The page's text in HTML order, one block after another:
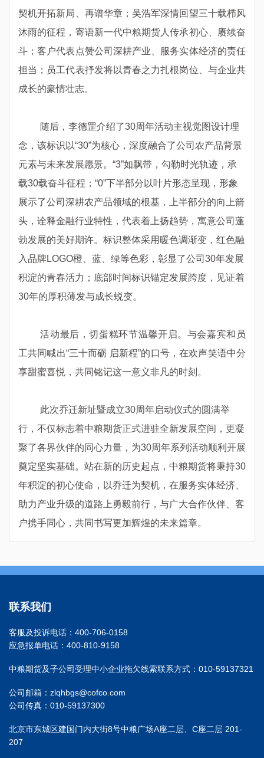
契机开拓新局、再谱华章；吴浩军深情回望三十载栉风
沐雨的征程，寄语新一代中粮期货人传承初心、赓续奋
斗；客户代表点赞公司深耕产业、服务实体经济的责任
担当；员工代表抒发将以青春之力扎根岗位、与企业共
成长的豪情壮志。
随后，李德罡介绍了30周年活动主视觉图设计理
念 ，该标识以“30”为核心，深度融合了公司农产品背景
元素与未来发展愿景。“3”如飘带，勾勒时光轨迹，承
载30载奋斗征程； “0”下半部分以叶片形态呈现，形象
展示了公司深耕农产品领域的根基，上半部分的向上箭
头，诠释金融行业特性，代表着上扬趋势，寓意公司蓬
勃发展的美好期许。标识整体采用暖色调渐变，红色融
入品牌LOGO橙、蓝、绿等色彩，彰显了公司30年发展
积淀的青春活力；底部时间标识锚定发展跨度，见证着
30年的厚积薄发与成长蜕变。
活动最后，切蛋糕环节温馨开启。 与会嘉宾和员
工共同喊出“三十而砺 启新程”的口号，在欢声笑语中分
享甜蜜喜悦，共同铭记这一意义非凡的时刻。
此次乔迁新址暨成立30周年启动仪式的圆满举
行，不仅标志着中粮期货正式进驻全新发展空间，更凝
聚了各界伙伴的同心力量，为30周年系列活动顺利开展
奠定坚实基础。站在新的历史起点，中粮期货将秉持30
年积淀的初心使命，以乔迁为契机，在服务实体经济、
助力产业升级的道路上勇毅前行，与广大合作伙伴、客
户携手同心，共同书写更加辉煌的未来篇章。
联系我们
客服及投诉电话：400-706-0158
应急报单电话：400-810-9158
中粮期货及子公司受理中小企业拖欠线索联系方式：010-59137321
公司邮箱：zlqhbgs@cofco.com
公司传真：010-59137300
北京市东城区建国门内大街8号中粮广场A座二层、C座二层 201-
207